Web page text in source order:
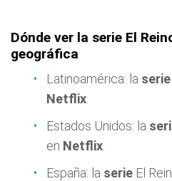
Dónde ver la serie El
geográfica
Latinoamérica: la serie
Netflix
Estados Unidos: la
en Netflix
España: la serie El